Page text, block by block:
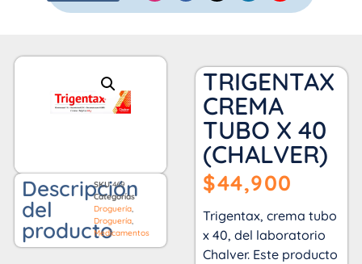
Descripción
del
producto
SKU469
Categorías
Droguería,
Droguería,
Medicamentos
TRIGENTAX
CREMA
TUBO X 40
(CHALVER)
$44,900
Trigentax, crema tubo
x 40, del laboratorio
Chalver. Este producto